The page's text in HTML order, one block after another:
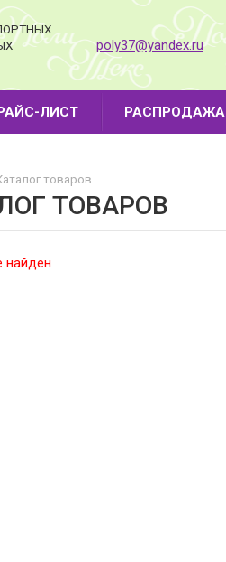
poly37@yandex.ru
ЛИСТ РАСПРОДАЖА
товаров
ТОВАРОВ
найден